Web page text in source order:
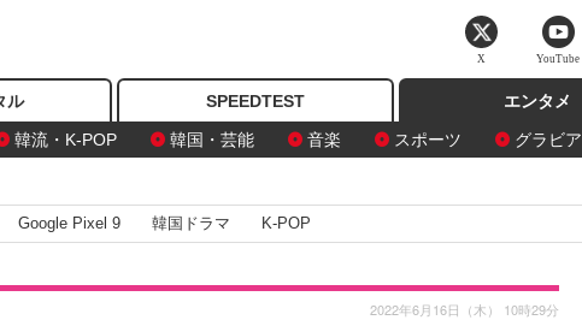
ル SPEEDTEST
エンタメ
韓流・K-POP 韓国・芸能 音楽 スポーツ グラビア
Google Pixel 9 韓国ドラマ K-POP
2022年6月16日（木） 10時29分
X YouTube